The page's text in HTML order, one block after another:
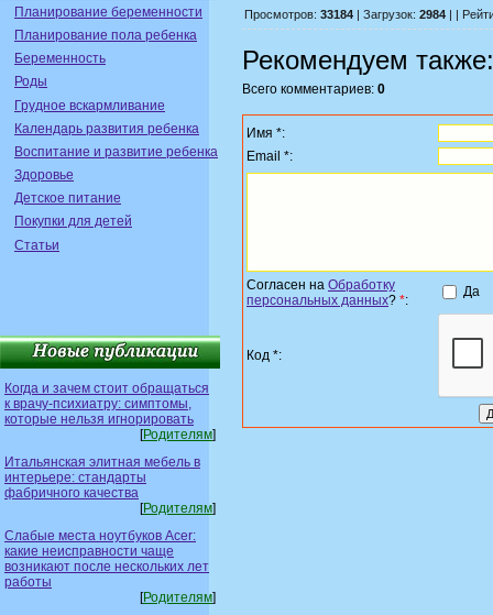
Планирование беременности
Планирование пола ребенка
Беременность
Роды
Грудное вскармливание
Календарь развития ребенка
Воспитание и развитие ребенка
Здоровье
Детское питание
Покупки для детей
Статьи
Когда и зачем стоит обращаться
к врачу-психиатру: симптомы,
которые нельзя игнорировать
[Родителям]
Итальянская элитная мебель в
интерьере: стандарты
фабричного качества
[Родителям]
Слабые места ноутбуков Acer:
какие неисправности чаще
возникают после нескольких лет
работы
[Родителям]
Просмотров: 33184 | Загрузок: 2984 | |
Рекомендуем также:
Всего комментариев: 0
Имя *:
Email *:
Согласен на Обработку
персональных данных? *:
Да
Код *: